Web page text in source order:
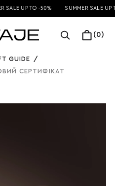
SALE UP TO -50% SUMMER SALE UP
(0)
GUIDE /
СЕРТИФІКАТ